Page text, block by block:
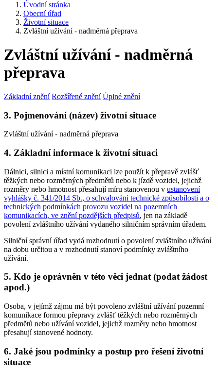
Úvodní stránka
Obecní úřad
Životní situace
Zvláštní užívání - nadměrná přeprava
Zvláštní užívání - nadměrná
přeprava
Základní znění Rozšířené znění Úplné znění
3. Pojmenování (název) životní situace
Zvláštní užívání - nadměrná přeprava
4. Základní informace k životní situaci
Dálnici, silnici a místní komunikaci lze použít k přepravě zvlášť
těžkých nebo rozměrných předmětů nebo k jízdě vozidel, jejichž
rozměry nebo hmotnost přesahují míru stanovenou v ustanovení
vyhlášky č. 341/2014 Sb., o schvalování technické způsobilosti a o
technických podmínkách provozu vozidel na pozemních
komunikacích, ve znění pozdějších předpisů, jen na základě
povolení zvláštního užívání vydaného silničním správním úřadem.
Silniční správní úřad vydá rozhodnutí o povolení zvláštního užívání
na dobu určitou a v rozhodnutí stanoví podmínky zvláštního
užívání.
5. Kdo je oprávněn v této věci jednat (podat žádost
apod.)
Osoba, v jejímž zájmu má být povoleno zvláštní užívání pozemní
komunikace formou přepravy zvlášť těžkých nebo rozměrných
předmětů nebo užívání vozidel, jejichž rozměry nebo hmotnost
přesahují stanovené hodnoty.
6. Jaké jsou podmínky a postup pro řešení životní
situace